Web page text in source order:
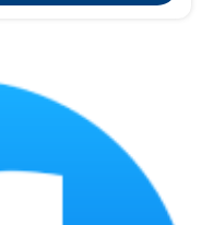
theo phòng ban,
hình, chứng từ
CNTT sau mua,
sâu về
tập trung vào